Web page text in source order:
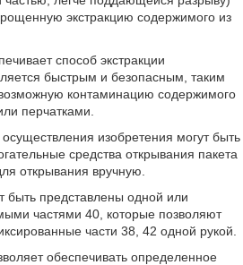
экстракцию содержимого из
способ экстракции
быстрым и безопасным, таким
контаминацию содержимого
перчатками.
изобретения могут быть
средства открывания пакета
открывания вручную.
быть представлены одной или
частями 40, которые позволяют
части 38, 42 одной рукой.
обеспечивать определенное